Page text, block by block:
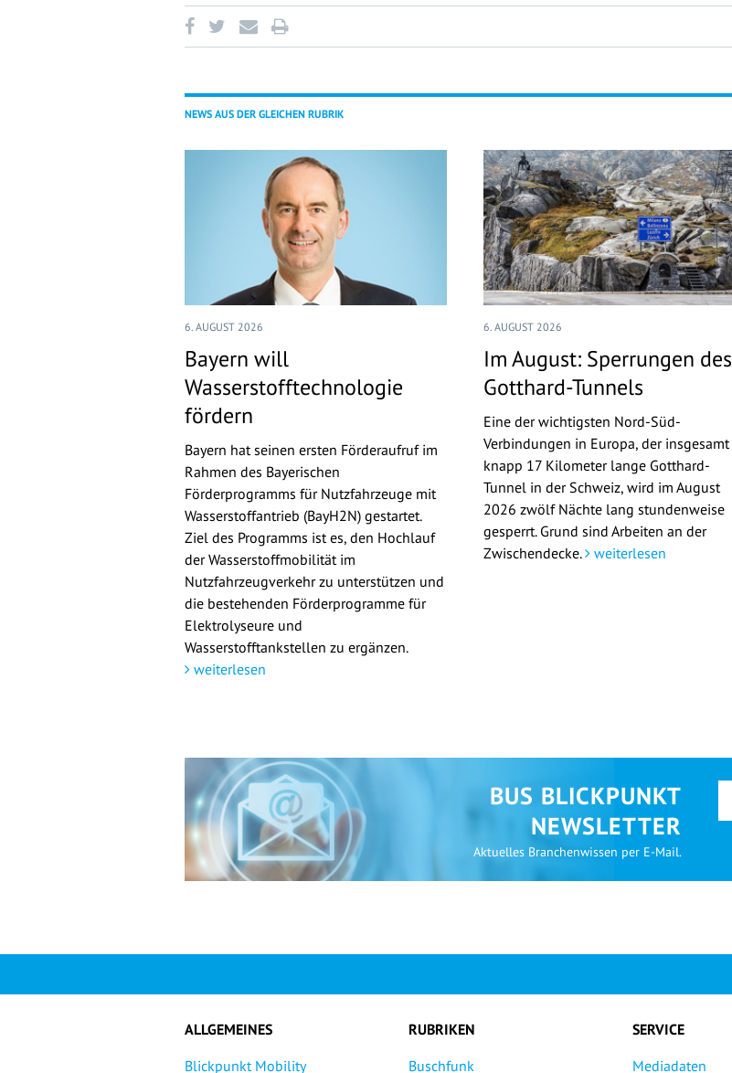
NEWS AUS DER GLEICHEN RUBRIK
6. AUGUST 2026
Bayern will
Wasserstofftechnologie
fördern
Bayern hat seinen ersten Förderaufruf im
Rahmen des Bayerischen
Förderprogramms für Nutzfahrzeuge mit
Wasserstoffantrieb (BayH2N) gestartet.
Ziel des Programms ist es, den Hochlauf
der Wasserstoffmobilität im
Nutzfahrzeugverkehr zu unterstützen und
die bestehenden Förderprogramme für
Elektrolyseure und
Wasserstofftankstellen zu ergänzen.
weiterlesen
6. AUGUST 2026
Im August: Sperrungen des
Gotthard-Tunnels
Eine der wichtigsten Nord-Süd-
Verbindungen in Europa, der insgesamt
knapp 17 Kilometer lange Gotthard-
Tunnel in der Schweiz, wird im August
2026 zwölf Nächte lang stundenweise
gesperrt. Grund sind Arbeiten an der
Zwischendecke. weiterlesen
BUS BLICKPUNKT
NEWSLETTER
Aktuelles Branchenwissen per E-Mail.
ALLGEMEINES
Blickpunkt Mobility
RUBRIKEN
Buschfunk
SERVICE
Mediadaten